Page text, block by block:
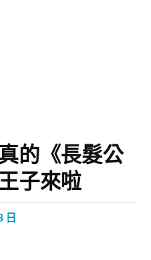
的《長髮公
子來啦
日